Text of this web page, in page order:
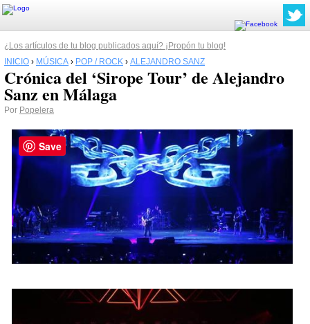
¿Los artículos de tu blog publicados aquí? ¡Propón tu blog!
INICIO › MÚSICA › POP / ROCK › ALEJANDRO SANZ
Crónica del ‘Sirope Tour’ de Alejandro
Sanz en Málaga
Por Popelera
Save